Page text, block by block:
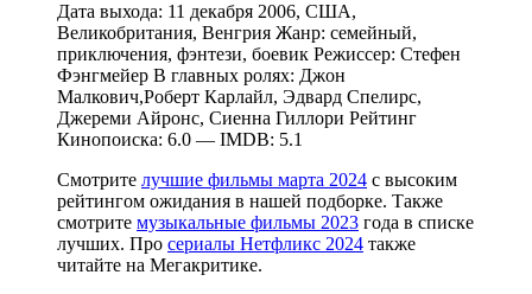
Дата выхода: 11 декабря 2006, США,
Великобритания, Венгрия Жанр: семейный,
приключения, фэнтези, боевик Режиссер: Стефен
Фэнгмейер В главных ролях: Джон
Малкович,Роберт Карлайл, Эдвард Спелирс,
Джереми Айронс, Сиенна Гиллори Рейтинг
Кинопоиска: 6.0 — IMDB: 5.1
Смотрите лучшие фильмы марта 2024 с высоким
рейтингом ожидания в нашей подборке. Также
смотрите музыкальные фильмы 2023 года в списке
лучших. Про сериалы Нетфликс 2024 также
читайте на Мегакритике.